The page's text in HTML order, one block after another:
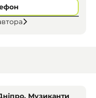
Музиканти